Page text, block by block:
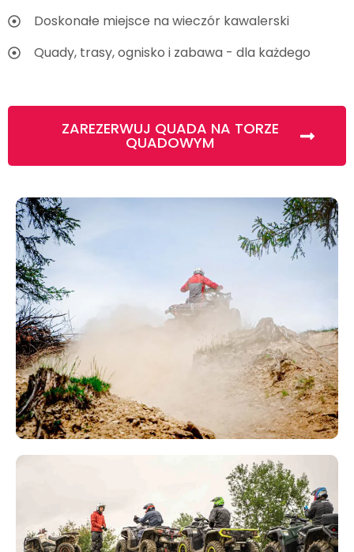
Doskonałe miejsce na wieczór kawalerski
Quady, trasy, ognisko i zabawa - dla każdego
ZAREZERWUJ QUADA NA TORZE
QUADOWYM